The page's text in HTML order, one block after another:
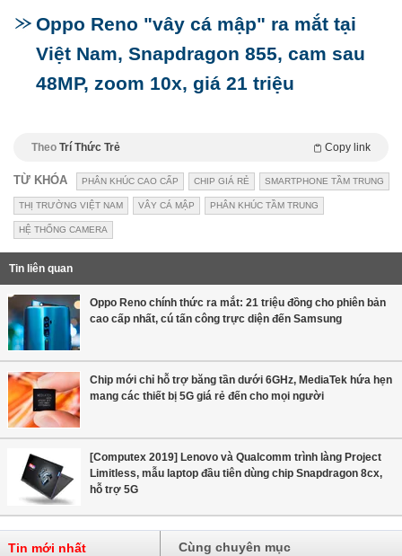
Oppo Reno "vây cá mập" ra mắt tại
Việt Nam, Snapdragon 855, cam sau
48MP, zoom 10x, giá 21 triệu
Theo Trí Thức Trẻ Copy link
TỪ KHÓA PHÂN KHÚC CAO CẤP CHIP GIÁ RẺ SMARTPHONE TẦM TRUNG
THỊ TRƯỜNG VIỆT NAM VÂY CÁ MẬP PHÂN KHÚC TẦM TRUNG
HỆ THỐNG CAMERA
Tin liên quan
Oppo Reno chính thức ra mắt: 21 triệu đồng cho phiên bản
cao cấp nhất, cú tấn công trực diện đến Samsung
Chip mới chỉ hỗ trợ băng tần dưới 6GHz, MediaTek hứa hẹn
mang các thiết bị 5G giá rẻ đến cho mọi người
[Computex 2019] Lenovo và Qualcomm trình làng Project
Limitless, mẫu laptop đầu tiên dùng chip Snapdragon 8cx,
hỗ trợ 5G
Tin mới nhất Cùng chuyên mục